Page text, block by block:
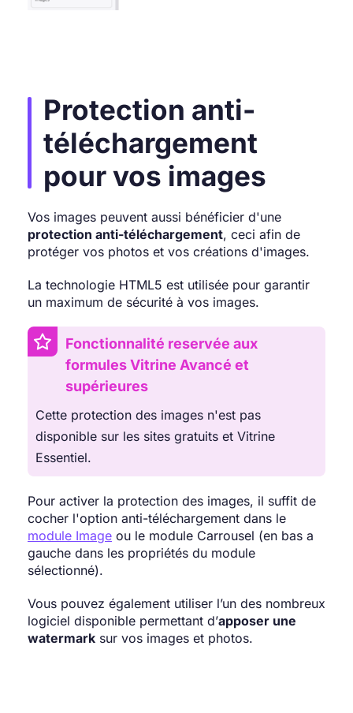
Protection anti-
téléchargement
pour vos images
Vos images peuvent aussi bénéficier d'une
protection anti-téléchargement, ceci afin de
protéger vos photos et vos créations d'images.
La technologie HTML5 est utilisée pour garantir
un maximum de sécurité à vos images.
Fonctionnalité reservée aux
formules Vitrine Avancé et
supérieures
Cette protection des images n'est pas
disponible sur les sites gratuits et Vitrine
Essentiel.
Pour activer la protection des images, il suffit de
cocher l'option anti-téléchargement dans le
module Image ou le module Carrousel (en bas a
gauche dans les propriétés du module
sélectionné).
Vous pouvez également utiliser l’un des nombreux
logiciel disponible permettant d’apposer une
watermark sur vos images et photos.